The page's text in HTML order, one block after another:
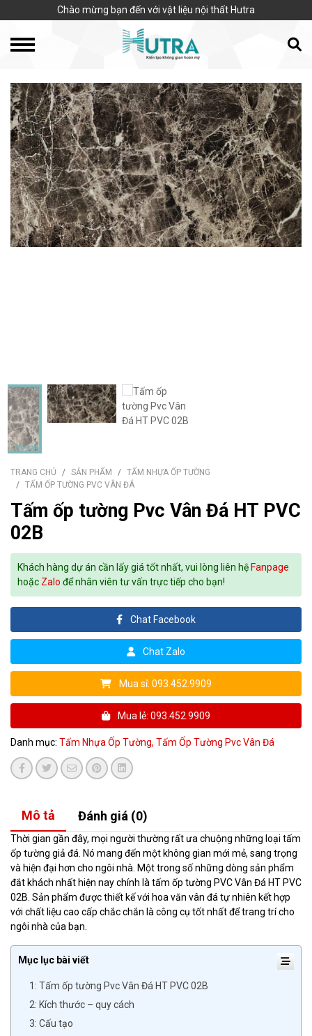
Chào mừng bạn đến với vật liệu nội thất Hutra
TRANG CHỦ SẢN PHẨM
TẤM NHỰA ỐP TƯỜNG
TẤM ỐP TƯỜNG PVC VÂN ĐÁ
Tấm ốp tường Pvc Vân Đá HT PVC
02B
Khách hàng dự án cần lấy giá tốt nhất, vui lòng liên hệ Fanpage
hoặc Zalo để nhân viên tư vấn trực tiếp cho bạn!
Chat Facebook
Chat Zalo
Mua sỉ: 093.452.9909
Mua lẻ: 093.452.9909
Danh mục: Tấm Nhựa Ốp Tường, Tấm Ốp Tường Pvc Vân Đá
Mô tả Đánh giá (0)
Thời gian gần đây, mọi người thường rất ưa chuộng những loại tấm
ốp tường giả đá. Nó mang đến một không gian mới mẻ, sang trọng
và hiện đại hơn cho ngôi nhà. Một trong số những dòng sản phẩm
đắt khách nhất hiện nay chính là tấm ốp tường PVC Vân Đá HT PVC
02B. Sản phẩm được thiết kế với hoa văn vân đá tự nhiên kết hợp
với chất liệu cao cấp chắc chắn là công cụ tốt nhất để trang trí cho
ngôi nhà của bạn.
Mục lục bài viết
1: Tấm ốp tường Pvc Vân Đá HT PVC 02B
2: Kích thước – quy cách
3: Cấu tạo